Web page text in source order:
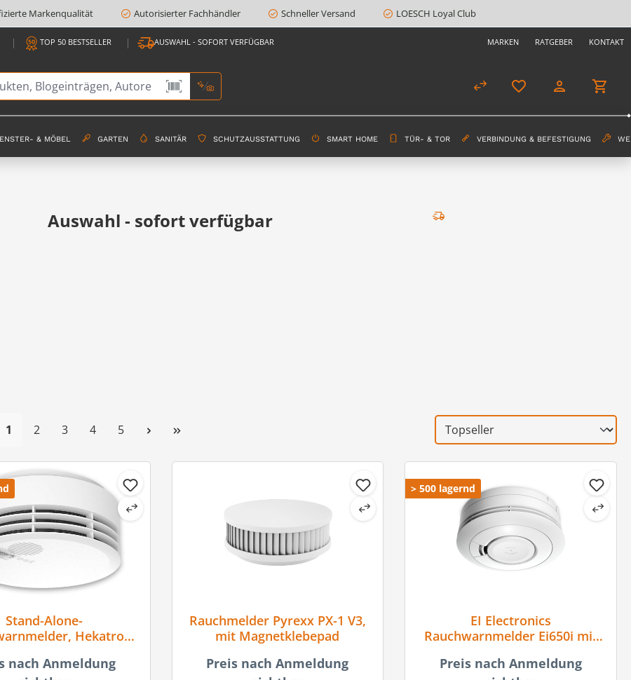
Markenqualität Autorisierter Fachhändler Schneller Versand LOESCH Loyal Club
TOP 50 BESTSELLER AUSWAHL - SOFORT VERFÜGBAR MARKEN RATGEBER KONTAKT
& MÖBEL GARTEN SANITÄR SCHUTZAUSSTATTUNG SMART HOME TÜR- & TOR VERBINDUNG & BEFESTIGUNG
Auswahl - sofort verfügbar
Seite
1 Seite
2 Seite
3 Seite
4 Seite
5
Stand-Alone-
Hekatron
mit Klebepad
nach Anmeldung
Rauchmelder Pyrexx PX-1 V3,
mit Magnetklebepad
Preis nach Anmeldung
> 500 lagernd
EI Electronics
Rauchwarnmelder Ei650i mit
Preis nach Anmeldung